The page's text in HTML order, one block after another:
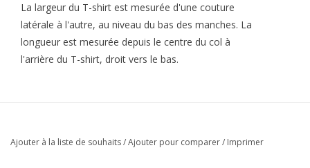
La largeur du T-shirt est mesurée d'une couture
latérale à l'autre, au niveau du bas des manches. La
longueur est mesurée depuis le centre du col à
l'arrière du T-shirt, droit vers le bas.
Ajouter à la liste de souhaits/Ajouter pour comparer/ Imprimer